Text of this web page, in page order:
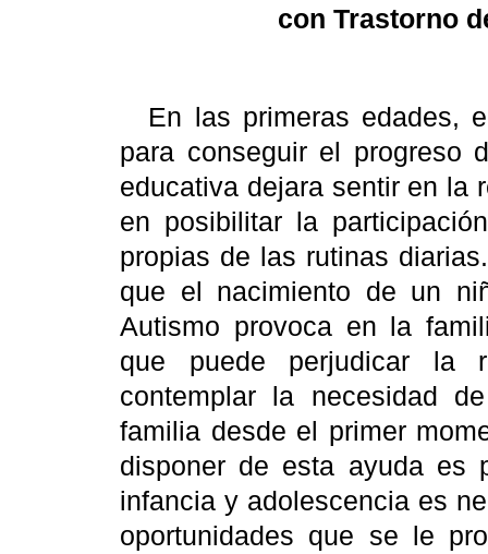
con Trastorno
En las primeras edades,
para conseguir el progreso
educativa dejara sentir en la
en posibilitar la
propias de las rutinas
que el nacimiento de un
Autismo provoca en la
que puede perjudicar la
contemplar la necesidad
familia desde el primer
disponer de esta ayuda es
infancia y adolescencia es
oportunidades que se le